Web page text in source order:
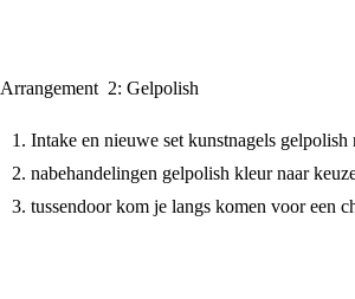
Arrangement 2: Gelpolish
Intake en nieuwe set kunstnagels gelpolish
nabehandelingen gelpolish kleur naar
tussendoor kom je langs komen voor een